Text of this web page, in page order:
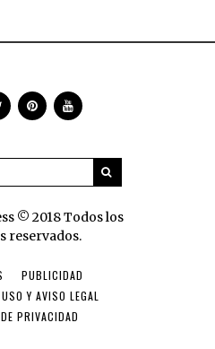
© 2018 Todos los
reservados.
PUBLICIDAD
Y AVISO LEGAL
PRIVACIDAD